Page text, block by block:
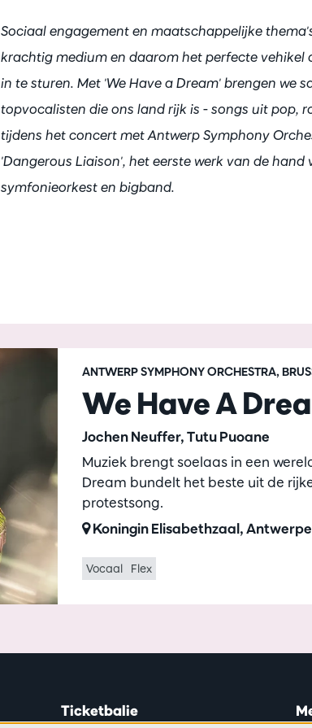
Sociaal engagement en maatschappelijke
krachtig medium en daarom het perfecte vehikel
in te sturen. Met 'We Have a Dream' brengen we
topvocalisten die ons land rijk is - songs uit pop,
tijdens het concert met Antwerp Symphony
'Dangerous Liaison', het eerste werk van de
symfonieorkest en bigband.
We Have A
Jochen Neuffer, Tutu Puoane
ANTWERP SYMPHONY ORCHESTRA,
Muziek brengt soelaas in een
Dream bundelt het beste uit de
protestsong.
Koningin Elisabethzaal,
Vocaal Flex
Ticketbalie